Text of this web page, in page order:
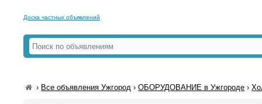
Доска частных объявлений
› Все объявления Ужгород ›ОБОРУДОВАНИЕ в Ужгороде ›